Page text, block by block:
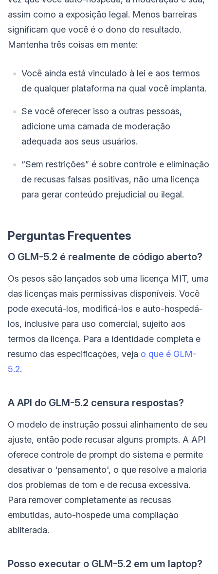
assim como a exposição legal. Menos barreiras
significam que você é o dono do resultado.
Mantenha três coisas em mente:
Você ainda está vinculado à lei e aos termos
de qualquer plataforma na qual você implanta.
Se você oferecer isso a outras pessoas,
adicione uma camada de moderação
adequada aos seus usuários.
“Sem restrições” é sobre controle e eliminação
de recusas falsas positivas, não uma licença
para gerar conteúdo prejudicial ou ilegal.
Perguntas Frequentes
O GLM-5.2 é realmente de código aberto?
Os pesos são lançados sob uma licença MIT, uma
das licenças mais permissivas disponíveis. Você
pode executá-los, modificá-los e auto-hospedá-
los, inclusive para uso comercial, sujeito aos
termos da licença. Para a identidade completa e
resumo das especificações, veja o que é GLM-
5.2.
A API do GLM-5.2 censura respostas?
O modelo de instrução possui alinhamento de seu
ajuste, então pode recusar alguns prompts. A API
oferece controle de prompt do sistema e permite
desativar o 'pensamento', o que resolve a maioria
dos problemas de tom e de recusa excessiva.
Para remover completamente as recusas
embutidas, auto-hospede uma compilação
abliterada.
Posso executar o GLM-5.2 em um laptop?